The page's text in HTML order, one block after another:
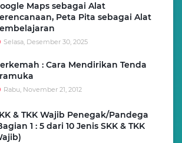
Maps sebagai Alat
Peta Pita sebagai Alat
Selasa, Desember 30, 2025
: Cara Mendirikan Tenda
Rabu, November 21, 2012
& TKK Wajib Penegak/Pandega
1 : 5 dari 10 Jenis SKK & TKK